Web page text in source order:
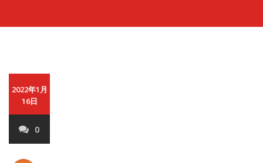
2022年1月
16日
0